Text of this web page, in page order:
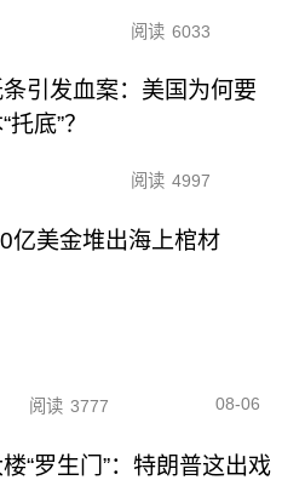
阅读 6033
引发血案：美国为何要
底”？
阅读 4997
亿美金堆出海上棺材
阅读 3777 08-06
“罗生门”：特朗普这出戏